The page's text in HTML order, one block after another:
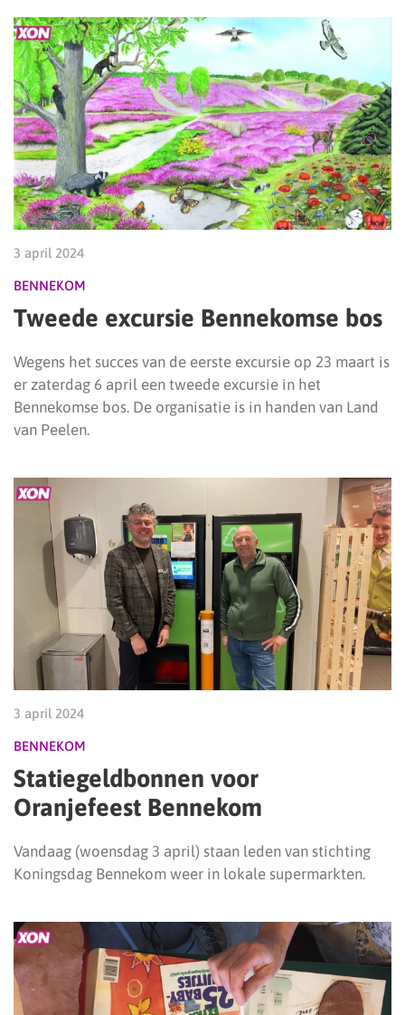
3 april 2024
BENNEKOM
Tweede excursie Bennekomse bos
Wegens het succes van de eerste excursie op 23 maart is
er zaterdag 6 april een tweede excursie in het
Bennekomse bos. De organisatie is in handen van Land
van Peelen.
3 april 2024
BENNEKOM
Statiegeldbonnen voor
Oranjefeest Bennekom
Vandaag (woensdag 3 april) staan leden van stichting
Koningsdag Bennekom weer in lokale supermarkten.